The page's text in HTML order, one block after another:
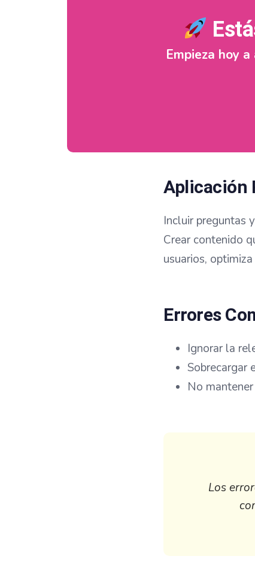
Empieza hoy
Aplicación
Incluir preguntas
Crear contenido
usuarios,
Errores
Ignorar la
Sobrecargar
No
Los